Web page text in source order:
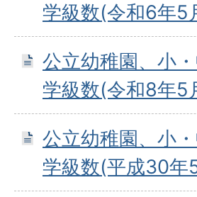
学級数(令和6年5
公立幼稚園、小
学級数(令和8年5
公立幼稚園、小
学級数(平成30年